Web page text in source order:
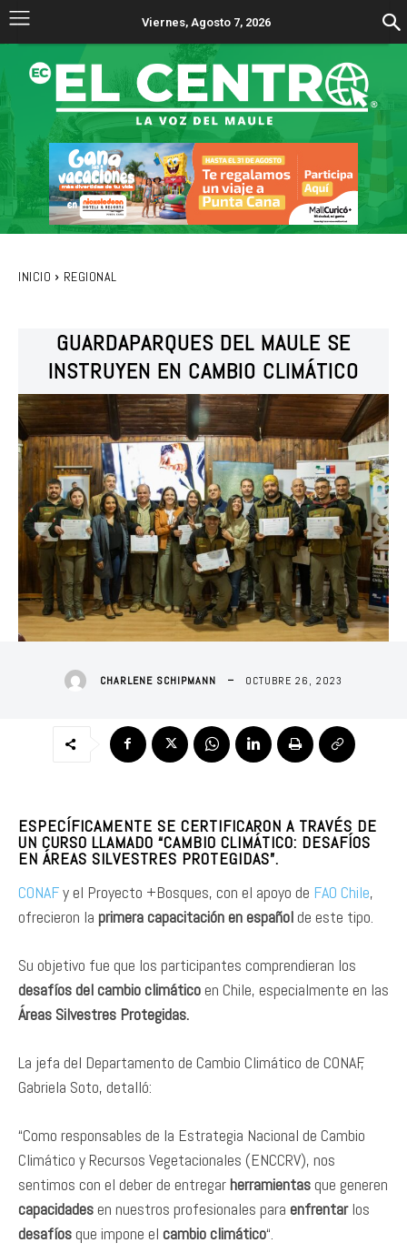
Viernes, Agosto 7, 2026
INICIO REGIONAL
GUARDAPARQUES DEL MAULE SE
INSTRUYEN EN CAMBIO CLIMÁTICO
CHARLENE SCHIPMANN OCTUBRE 26, 2023
ESPECÍFICAMENTE SE CERTIFICARON A TRAVÉS DE
UN CURSO LLAMADO “CAMBIO CLIMÁTICO: DESAFÍOS
EN ÁREAS SILVESTRES PROTEGIDAS”.
CONAFy el Proyecto +Bosques, con el apoyo de FAO Chile,
ofrecieron la primera capacitación en españolde este tipo.
Su objetivo fue que los participantes comprendieran los
desafíos del cambio climáticoen Chile, especialmente en las
Áreas Silvestres Protegidas.
La jefa del Departamento de Cambio Climático de CONAF,
Gabriela Soto, detalló:
“Como responsables de la Estrategia Nacional de Cambio
Climático y Recursos Vegetacionales (ENCCRV), nos
sentimos con el deber de entregarherramientasque generen
capacidadesen nuestros profesionales para enfrentarlos
desafíosque impone el cambio climático“.